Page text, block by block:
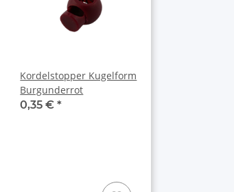
Kordelstopper Kugelform
Burgunderrot
0,35 €*